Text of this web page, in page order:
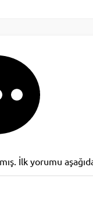
İlk yorumu